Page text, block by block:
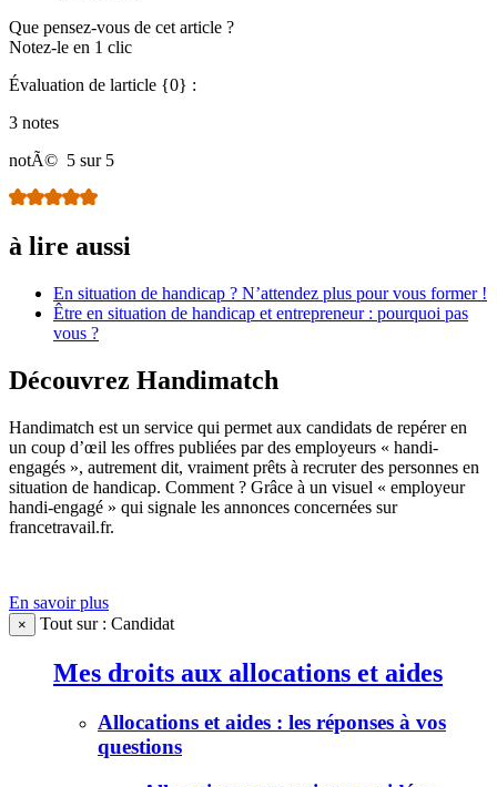
Que pensez-vous de cet article ?
Notez-le en 1 clic
Évaluation de larticle {0} :
3 notes
notÃ© 5 sur 5
à lire aussi
En situation de handicap ? N’attendez plus pour vous former !
Être en situation de handicap et entrepreneur : pourquoi pas
vous ?
Découvrez Handimatch
Handimatch est un service qui permet aux candidats de repérer en
un coup d’œil les offres publiées par des employeurs « handi-
engagés », autrement dit, vraiment prêts à recruter des personnes en
situation de handicap. Comment ? Grâce à un visuel « employeur
handi-engagé » qui signale les annonces concernées sur
francetravail.fr.
En savoir plus
× Tout sur : Candidat
Mes droits aux allocations et aides
Allocations et aides : les réponses à vos
questions